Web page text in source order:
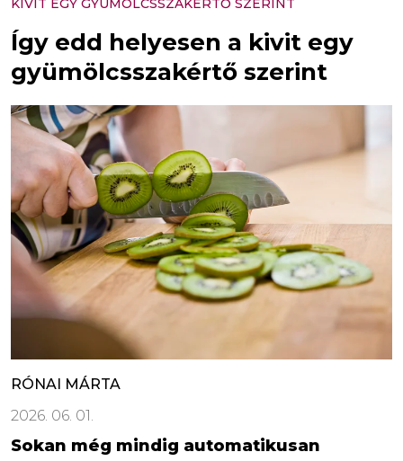
KIVIT EGY GYÜMÖLCSSZAKÉRTŐ SZERINT
Így edd helyesen a kivit egy
gyümölcsszakértő szerint
RÓNAI MÁRTA
2026. 06. 01.
Sokan még mindig automatikusan